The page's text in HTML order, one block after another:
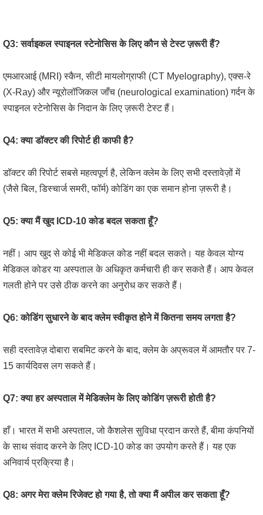
Q3: सर्वाइकल स्पाइनल स्टेनोसिस के लिए कौन से टेस्ट ज़रूरी हैं?
एमआरआई (MRI) स्कैन, सीटी मायलोग्राफी (CT Myelography), एक्स-रे
(X-Ray) और न्यूरोलॉजिकल जाँच (neurological examination) गर्दन के
स्पाइनल स्टेनोसिस के निदान के लिए ज़रूरी टेस्ट हैं।
Q4: क्या डॉक्टर की रिपोर्ट ही काफी है?
डॉक्टर की रिपोर्ट सबसे महत्वपूर्ण है, लेकिन क्लेम के लिए सभी दस्तावेज़ों में
(जैसे बिल, डिस्चार्ज समरी, फॉर्म) कोडिंग का एक समान होना ज़रूरी है।
Q5: क्या मैं खुद ICD-10 कोड बदल सकता हूँ?
नहीं। आप खुद से कोई भी मेडिकल कोड नहीं बदल सकते। यह केवल योग्य
मेडिकल कोडर या अस्पताल के अधिकृत कर्मचारी ही कर सकते हैं। आप केवल
गलती होने पर उसे ठीक करने का अनुरोध कर सकते हैं।
Q6: कोडिंग सुधारने के बाद क्लेम स्वीकृत होने में कितना समय लगता है?
सही दस्तावेज़ दोबारा सबमिट करने के बाद, क्लेम के अप्रूवल में आमतौर पर 7-
15 कार्यदिवस लग सकते हैं।
Q7: क्या हर अस्पताल में मेडिक्लेम के लिए कोडिंग ज़रूरी होती है?
हाँ। भारत में सभी अस्पताल, जो कैशलेस सुविधा प्रदान करते हैं, बीमा कंपनियों
के साथ संवाद करने के लिए ICD-10 कोड का उपयोग करते हैं। यह एक
अनिवार्य प्रक्रिया है।
Q8: अगर मेरा क्लेम रिजेक्ट हो गया है, तो क्या मैं अपील कर सकता हूँ?